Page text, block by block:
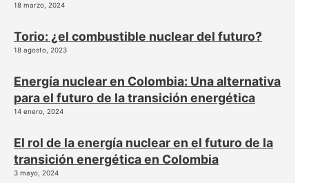
18 marzo, 2024
Torio: ¿el combustible nuclear del futuro?
18 agosto, 2023
Energía nuclear en Colombia: Una alternativa
para el futuro de la transición energética
14 enero, 2024
El rol de la energía nuclear en el futuro de la
transición energética en Colombia
3 mayo, 2024